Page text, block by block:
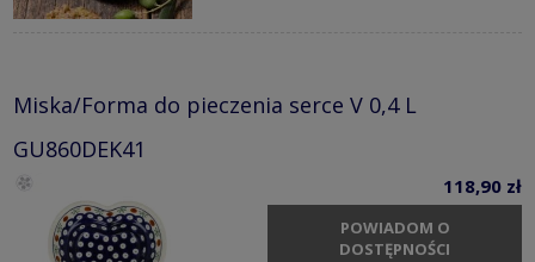
Miska/Forma do pieczenia serce V 0,4 L
GU860DEK41
118,90 zł
POWIADOM O
DOSTĘPNOŚCI